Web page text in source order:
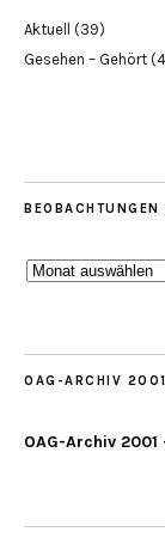
Aktuell (39)
Gesehen – Gehört
Beobachtungen
OAG-ARCHIV
OAG-Archiv 2001